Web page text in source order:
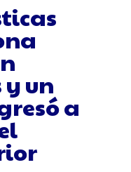
un
a